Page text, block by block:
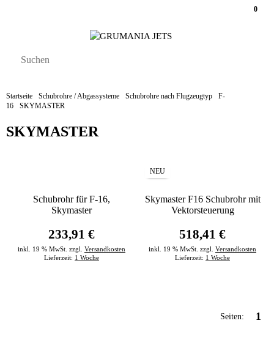
0
Startseite Schubrohre / Abgassysteme Schubrohre nach Flugzeugtyp
F-
16
SKYMASTER
SKYMASTER
Schubrohr für F-16,
Skymaster
233,91 €
inkl. 19 % MwSt. zzgl. Versandkosten
Lieferzeit: 1 Woche
NEU
Skymaster F16 Schubrohr mit
Vektorsteuerung
518,41 €
inkl. 19 % MwSt. zzgl. Versandkosten
Lieferzeit: 1 Woche
Seiten: 1